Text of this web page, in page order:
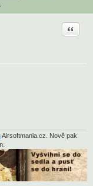
Citace
Airsoftmania.cz. Nově pak